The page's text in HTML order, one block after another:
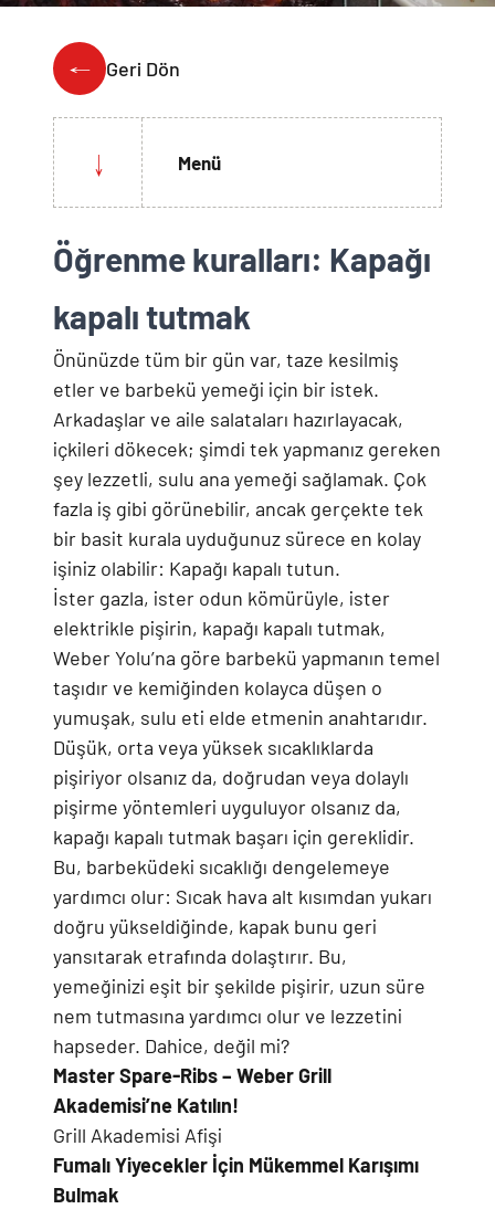
Kömürlü Barbekü Aksesuarları
Tüm Kömürlü Barbeküleri Görüntüle
Kılıflar
Ekipmanlar
Akıllı Cihazlar
Grill Akademi
Katalog
Türkçe
Geri Dön
Menü
Öğrenme kuralları: Kapağı
kapalı tutmak
Önünüzde tüm bir gün var, taze kesilmiş
etler ve barbekü yemeği için bir istek.
Arkadaşlar ve aile salataları hazırlayacak,
içkileri dökecek; şimdi tek yapmanız gereken
şey lezzetli, sulu ana yemeği sağlamak. Çok
fazla iş gibi görünebilir, ancak gerçekte tek
bir basit kurala uyduğunuz sürece en kolay
işiniz olabilir: Kapağı kapalı tutun.
İster gazla, ister odun kömürüyle, ister
elektrikle pişirin, kapağı kapalı tutmak,
Weber Yolu’na göre barbekü yapmanın temel
taşıdır ve kemiğinden kolayca düşen o
yumuşak, sulu eti elde etmenin anahtarıdır.
Düşük, orta veya yüksek sıcaklıklarda
pişiriyor olsanız da, doğrudan veya dolaylı
pişirme yöntemleri uyguluyor olsanız da,
kapağı kapalı tutmak başarı için gereklidir.
Bu, barbeküdeki sıcaklığı dengelemeye
yardımcı olur: Sıcak hava alt kısımdan yukarı
doğru yükseldiğinde, kapak bunu geri
yansıtarak etrafında dolaştırır. Bu,
yemeğinizi eşit bir şekilde pişirir, uzun süre
nem tutmasına yardımcı olur ve lezzetini
hapseder. Dahice, değil mi?
Master Spare-Ribs – Weber Grill
Akademisi’ne Katılın!
Grill Akademisi Afişi
Fumalı Yiyecekler İçin Mükemmel Karışımı
Bulmak